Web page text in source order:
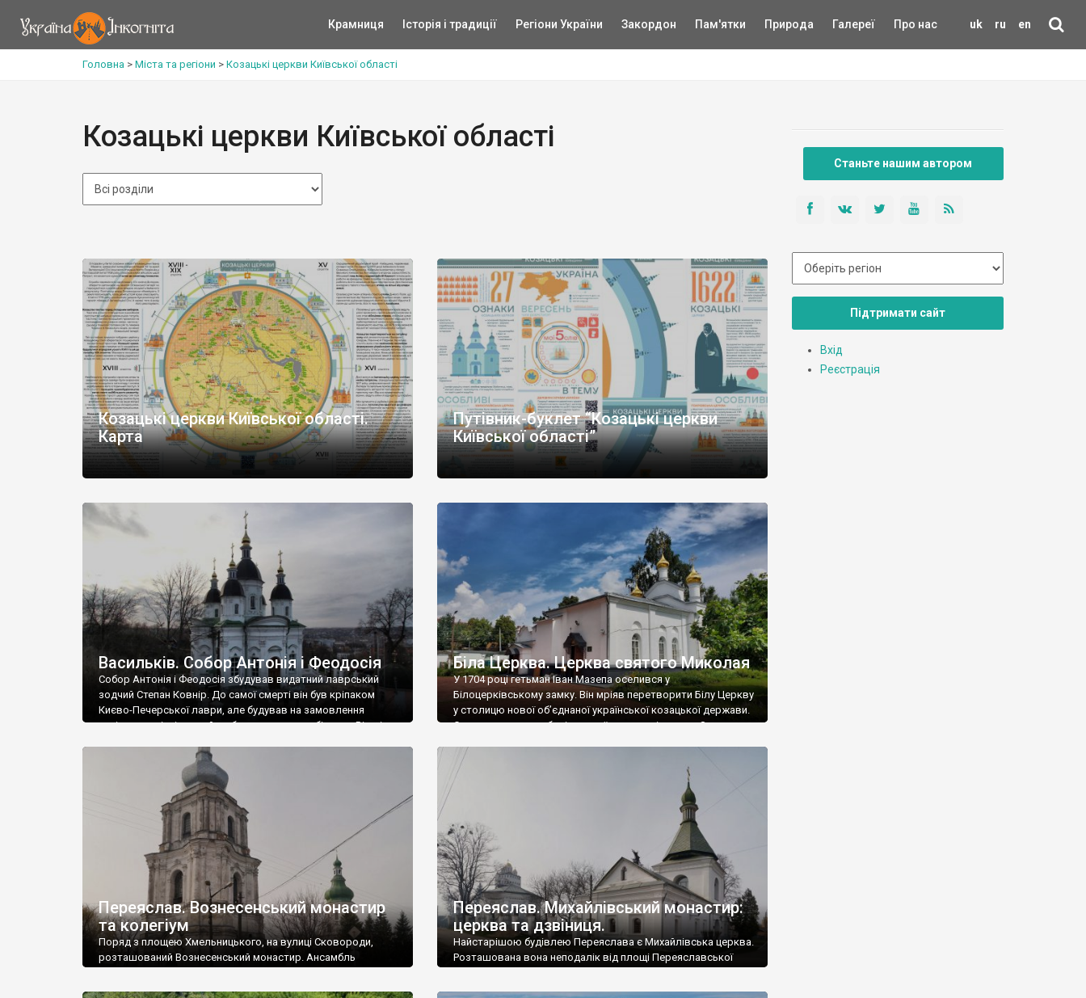
uk ru en
Крамниця Історія і традиції Регіони України Закордон Пам'ятки Природа Галереї Про нас
Головна > Міста та регіони > Козацькі церкви Київської області
Козацькі церкви Київської області
Козацькі церкви Київської області.
Карта
Путівник-буклет “Козацькі церкви
Київської області”
Васильків. Собор Антонія і Феодосія
Собор Антонія і Феодосія збудував видатний лаврський
зодчий Степан Ковнір. До самої смерті він був кріпаком
Києво-Печерської лаври, але будував на замовлення
архімандритів, і звичайно, був людиною не бідною. Він міг
необхідності. Творив Ковнір у стилі українського бароко.
Собор зводили три роки (1755-1758 р.р.) і присвятили […]
Біла Церква. Церква святого Миколая
У 1704 році гетьман Іван Мазепа оселився у
Білоцерківському замку. Він мріяв перетворити Білу Церкву
у столицю нової об’єднаної української козацької держави.
Саме тут гетьман зберігав свої величезні статки. За
знайдено скарбницю гетьмана. Будучи одним з найбагатших
людей у Європі, Іван Мазепа значну частину прибутків
вкладав у будівництво […]
Переяслав. Вознесенський монастир
та колегіум
Поряд з площею Хмельницького, на вулиці Сковороди,
розташований Вознесенський монастир. Ансамбль
Переяслав. Михайлівський монастир:
церква та дзвіниця.
Найстарішою будівлею Переяслава є Михайлівська церква.
Розташована вона неподалік від площі Переяславської
Станьте нашим автором
Підтримати сайт
Вхід
Реєстрація